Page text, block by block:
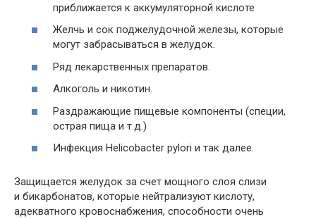
приближается к аккумуляторной кислоте
Желчь и сок поджелудочной железы, которые
могут забрасываться в желудок.
Ряд лекарственных препаратов.
Алкоголь и никотин.
Раздражающие пищевые компоненты (специи,
острая пища и т.д.)
Инфекция Helicobacter pylori и так далее.
Защищается желудок за счет мощного слоя слизи
и бикарбонатов, которые нейтрализуют кислоту,
адекватного кровоснабжения, способности очень